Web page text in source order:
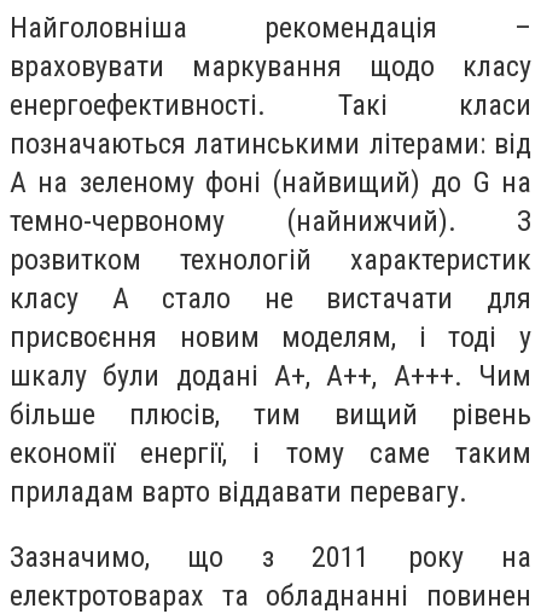
Найголовніша рекомендація –
враховувати маркування щодо класу
енергоефективності. Такі класи
позначаються латинськими літерами: від
А на зеленому фоні (найвищий) до G на
темно-червоному (найнижчий). З
розвитком технологій характеристик
класу А стало не вистачати для
присвоєння новим моделям, і тоді у
шкалу були додані А+, А++, А+++. Чим
більше плюсів, тим вищий рівень
економії енергії, і тому саме таким
приладам варто віддавати перевагу.
Зазначимо, що з 2011 року на
електротоварах та обладнанні повинен